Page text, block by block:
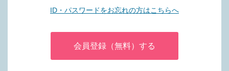
ID・パスワードをお忘れの方はこちらへ
会員登録（無料）する